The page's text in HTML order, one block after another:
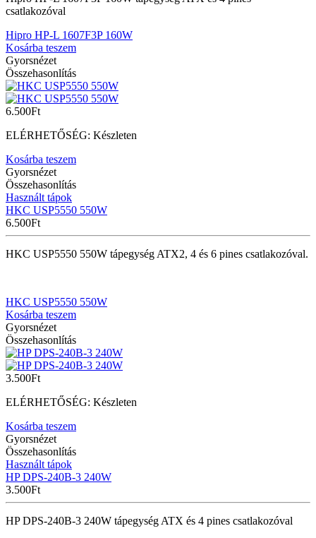
csatlakozóval
Hipro HP-L 1607F3P 160W
Kosárba teszem
Gyorsnézet
Összehasonlítás
6.500Ft
ELÉRHETŐSÉG: Készleten
Kosárba teszem
Gyorsnézet
Összehasonlítás
Használt tápok
HKC USP5550 550W
6.500Ft
HKC USP5550 550W tápegység ATX2, 4 és 6 pines csatlakozóval.
HKC USP5550 550W
Kosárba teszem
Gyorsnézet
Összehasonlítás
3.500Ft
ELÉRHETŐSÉG: Készleten
Kosárba teszem
Gyorsnézet
Összehasonlítás
Használt tápok
HP DPS-240B-3 240W
3.500Ft
HP DPS-240B-3 240W tápegység ATX és 4 pines csatlakozóval